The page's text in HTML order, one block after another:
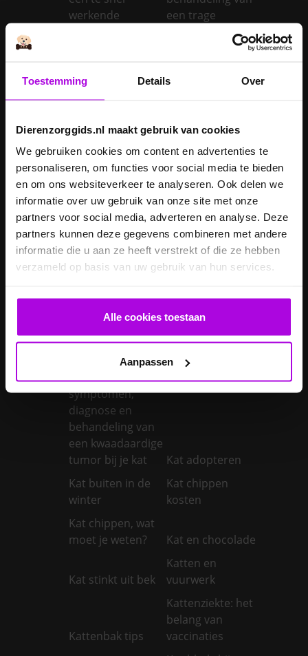
Toestemming Details Over
Dierenzorggids.nl maakt gebruik van cookies
We gebruiken cookies om content en advertenties te
personaliseren, om functies voor social media te bieden
en om ons websiteverkeer te analyseren. Ook delen we
informatie over uw gebruik van onze site met onze
partners voor social media, adverteren en analyse. Deze
partners kunnen deze gegevens combineren met andere
informatie die u aan ze heeft verstrekt of die ze hebben
verzameld op basis van uw gebruik van hun services.
Alle cookies toestaan
Aanpassen
werkende
een trage
Inentingen hond
Is een kerstboom
honden?
Je cavia verzorgen diarree
Je hond wordt
geopereerd – wat
kan je
verwachten?
Je kat naar een
pension brengen
Je kat wordt
geopereerd – wat
kan je
verwachten?
Je kater laten
castreren
Je konijn laten
castreren
Je konijn laten
steriliseren
Je konijnen
Kanker bij katten:
symptomen,
diagnose en
behandeling van
een kwaadaardige
tumor bij je kat
Kat adopteren
Kat buiten in de
winter
Kat chippen
kosten
Kat chippen, wat
moet je weten?
Kat en chocolade
Kat stinkt uit bek
Katten en
vuurwerk
Kattenbak tips
Kattenziekte: het
belang van
vaccinaties